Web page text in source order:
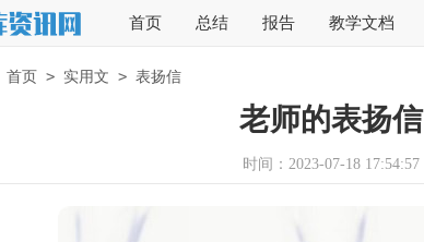
首页 总结 报告 教学文档
首页 > 实用文 > 表扬信
老师的表扬信
时间：2023-07-18 17:54:57